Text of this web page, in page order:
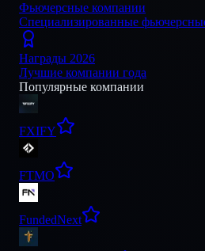
Фьючерсные компании
Специализированные
Награды 2026
Лучшие компании года
Популярные компании
FXIFY
FTMO
FundedNext